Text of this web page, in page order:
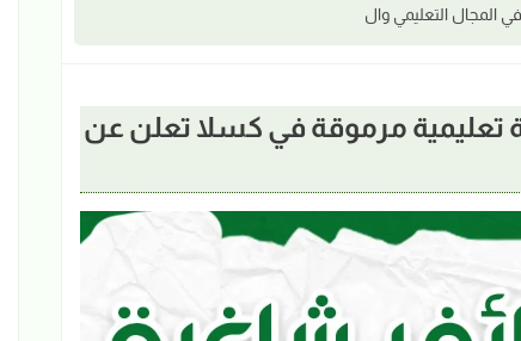
التعليمي وال
2026 | مؤسسة تعليمية مرموقة في كسلا تعلن عن